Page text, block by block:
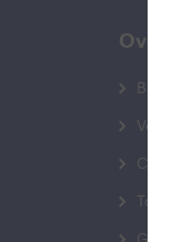
Over
Contact